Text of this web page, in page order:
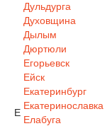
Дульдурга
Духовщина
Дылым
Дюртюли
Е
Егорьевск
Ейск
Екатеринбург
Екатеринославка
Елабуга